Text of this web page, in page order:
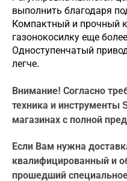
выполнить благодаря
Компактный и прочный
газонокосилку еще
Одноступенчатый
легче.
Внимание! Согласно
техника и инструменты
магазинах с полной
Если Вам нужна
квалифицированный и
прошедший